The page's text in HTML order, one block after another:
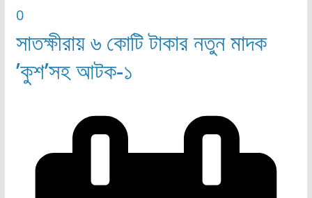
0
সাতক্ষীরায় ৬ কোটি টাকার নতুন মাদক
’কুশ’সহ আটক-১